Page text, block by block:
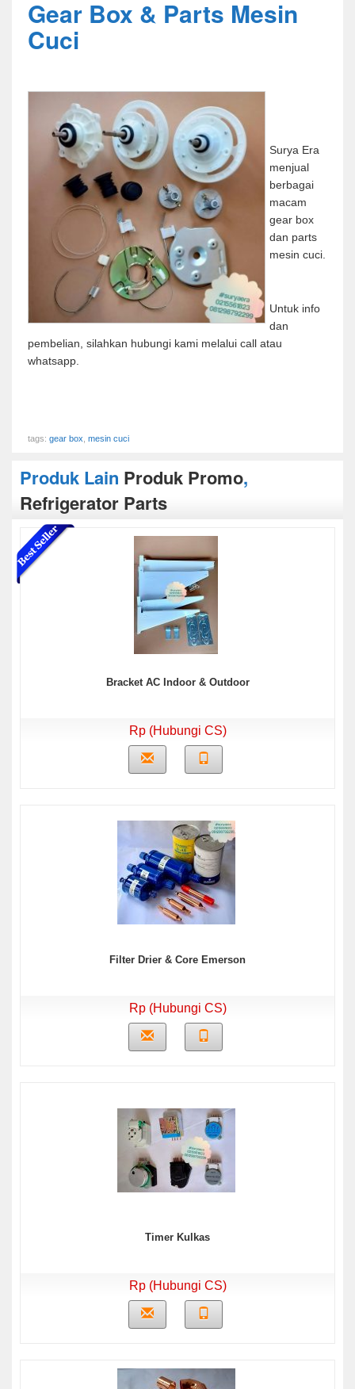
Gear Box & Parts Mesin
Cuci
Surya Era
menjual
berbagai
macam
gear box
dan parts
mesin cuci.
Untuk info
dan
pembelian, silahkan hubungi kami melalui call atau
whatsapp.
tags: gear box mesin cuci
Produk Lain Produk Promo,
Refrigerator Parts
Bracket AC Indoor & Outdoor
Rp (Hubungi CS)
Filter Drier & Core Emerson
Rp (Hubungi CS)
Timer Kulkas
Rp (Hubungi CS)